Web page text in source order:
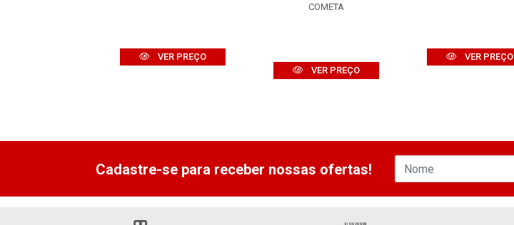
VER PREÇO
COMETA
VER PREÇO
VER PREÇO
Cadastre-se para receber nossas ofertas!